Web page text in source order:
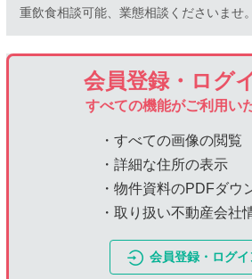
重飲食相談可能、業態相談くださいませ。
会員登録・ログ
すべての機能がご利用い
・すべての画像の閲覧
・詳細な住所の表示
・物件資料のPDFダウ
・取り扱い不動産会社
会員登録・ログイ